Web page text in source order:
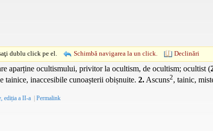
dublu click pe el. Schimbă navigarea la un click. Declinări
aparține ocultismului, privitor la ocultism, de ocultism; ocultist (
tainice, inaccesibile cunoașterii obișnuite. 2. Ascuns2, tainic,
ediția a II-a | Permalink